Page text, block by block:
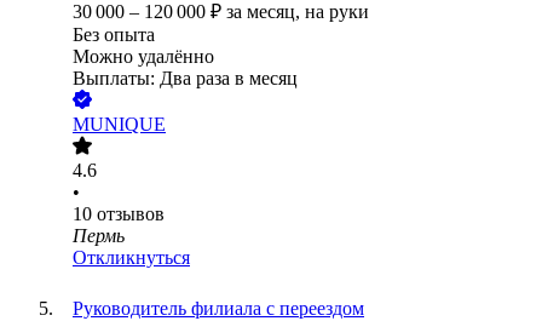
30 000 – 120 000 ₽ за месяц, на руки
Без опыта
Можно удалённо
Выплаты: Два раза в месяц
MUNIQUE
4.6
•
10 отзывов
Пермь
Откликнуться
Руководитель филиала с переездом